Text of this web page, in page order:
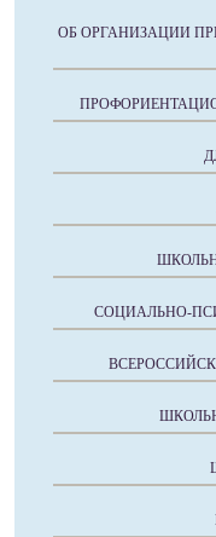
ОБ ОРГАНИЗАЦИИ
СОЦИАЛЬНО-